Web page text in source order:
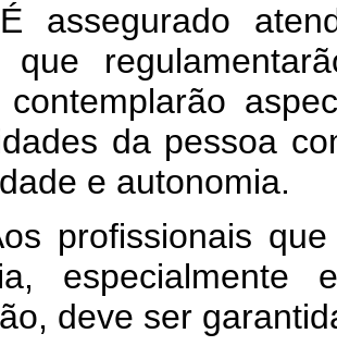
assegurado
que
da pessoa
e autonomia.
profissionais
deve ser